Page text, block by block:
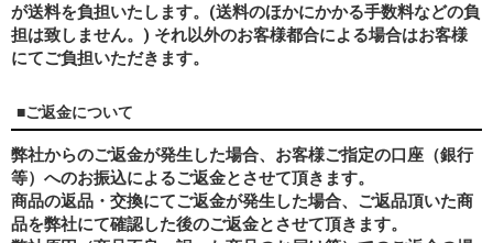
が送料を負担いたします。(送料のほかにかかる手数料などの負
担は致しません。) それ以外のお客様都合による場合はお客様
にてご負担いただきます。
■ご返金について
弊社からのご返金が発生した場合、お客様ご指定の口座（銀行
等）へのお振込によるご返金とさせて頂きます。
商品の返品・交換にてご返金が発生した場合、ご返品頂いた商
品を弊社にて確認した後のご返金とさせて頂きます。